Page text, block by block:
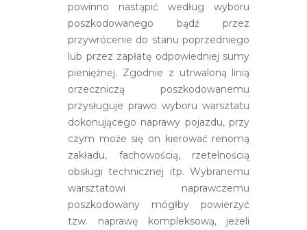
powinno nastąpić według wyboru
poszkodowanego bądź przez
przywrócenie do stanu poprzedniego
lub przez zapłatę odpowiedniej sumy
pieniężnej. Zgodnie z utrwaloną linią
orzeczniczą poszkodowanemu
przysługuje prawo wyboru warsztatu
dokonującego naprawy pojazdu, przy
czym może się on kierować renomą
zakładu, fachowością, rzetelnością
obsługi technicznej itp. Wybranemu
warsztatowi naprawczemu
poszkodowany mógłby powierzyć
tzw. naprawę kompleksową, jeżeli